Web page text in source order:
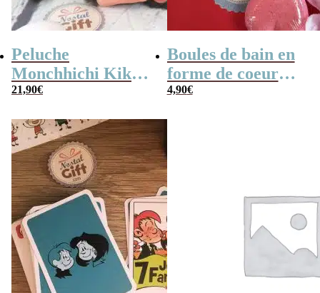
Peluche
Monchhichi Kiki
l’original (20 cm)
21,90€
Boules de bain en
forme de coeur
x10
4,90€